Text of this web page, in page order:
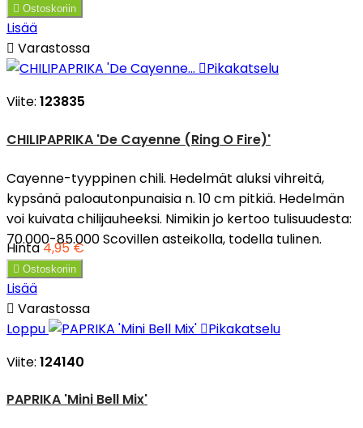
 Ostoskoriin
Lisää
 Varastossa
Pikakatselu
Viite: 123835
CHILIPAPRIKA 'De Cayenne (Ring O Fire)'
Cayenne-tyyppinen chili. Hedelmät aluksi vihreitä,
kypsänä paloautonpunaisia n. 10 cm pitkiä. Hedelmän
voi kuivata chilijauheeksi. Nimikin jo kertoo tulisuudesta:
70.000-85.000 Scovillen asteikolla, todella tulinen.
Hinta4,95 €
 Ostoskoriin
Lisää
 Varastossa
Loppu
Pikakatselu
Viite: 124140
PAPRIKA 'Mini Bell Mix'